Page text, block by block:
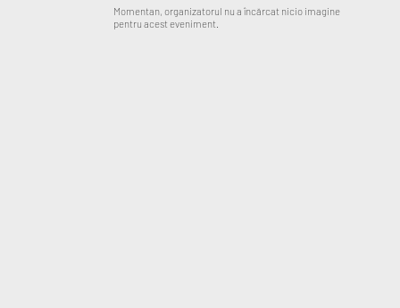
Momentan, organizatorul nu a încărcat nicio imagine
pentru acest eveniment.